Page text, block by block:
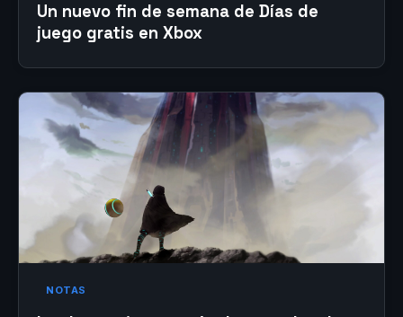
Un nuevo fin de semana de Días de
juego gratis en Xbox
NOTAS